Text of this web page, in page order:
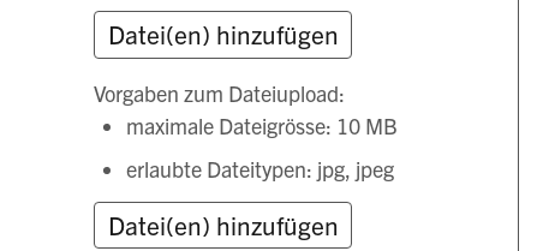
Vorgaben zum Dateiupload:
maximale Dateigrösse: 10 MB
erlaubte Dateitypen: jpg, jpeg